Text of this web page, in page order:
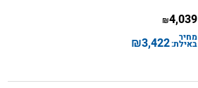
4,039
₪
מחיר
באילת:3,422
₪